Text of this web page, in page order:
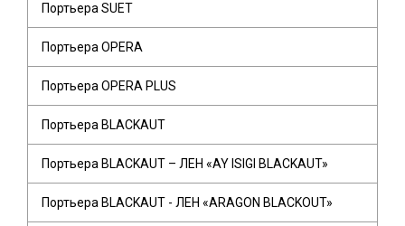
Портьера SUET
Портьера OPERA
Портьера OPERA PLUS
Портьера BLACKAUT
Портьера BLACKAUT – ЛЕН «AY ISIGI BLACKAUT»
Портьера BLACKAUT - ЛЕН «ARAGON BLACKOUT»